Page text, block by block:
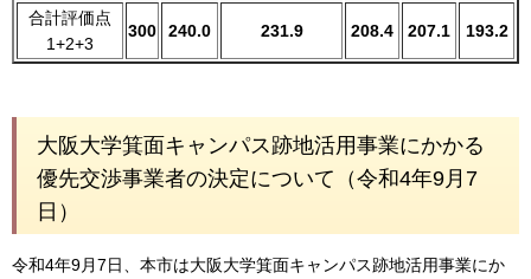
合計評価点
1+2+3
300 240.0 231.9 208.4 207.1 193.2
大阪大学箕面キャンパス跡地活用事業にかかる
優先交渉事業者の決定について（令和4年9月7
日）
令和4年9月7日、本市は大阪大学箕面キャンパス跡地活用事業にか